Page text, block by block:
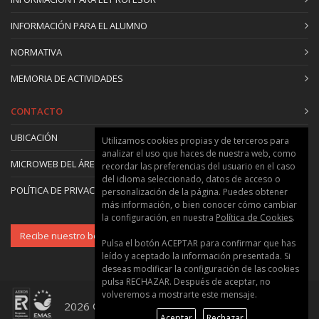
INFORMACIÓN PARA EL ALUMNO
NORMATIVA
MEMORIA DE ACTIVIDADES
CONTACTO
UBICACIÓN
MICROWEB DEL ÁREA
POLÍTICA DE PRIVACIDAD Y COOKIES
Recibe nuestro boletín
2026 © Universitat Politècnica de València ::
Utilizamos cookies propias y de terceros para
analizar el uso que haces de nuestra web, como
recordar las preferencias del usuario en el caso
del idioma seleccionado, datos de acceso o
personalización de la página. Puedes obtener
más información, o bien conocer cómo cambiar
la configuración, en nuestra Política de Cookies.
Pulsa el botón ACEPTAR para confirmar que has
leído y aceptado la información presentada. Si
deseas modificar la configuración de las cookies
pulsa RECHAZAR. Después de aceptar, no
volveremos a mostrarte este mensaje.